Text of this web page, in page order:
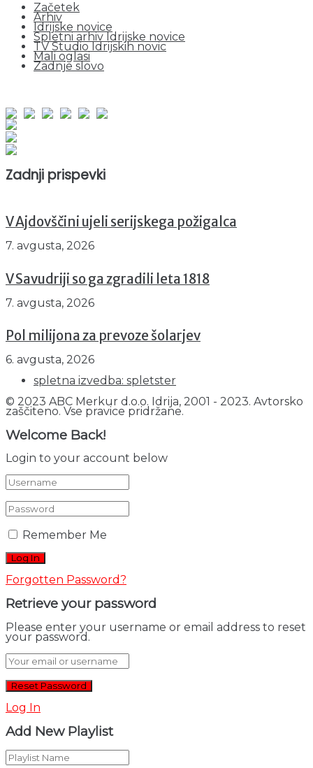
Začetek
Arhiv
Idrijske novice
Spletni arhiv Idrijske novice
TV Studio Idrijskih novic
Mali oglasi
Zadnje slovo
Zadnji prispevki
V Ajdovščini ujeli serijskega požigalca
7. avgusta, 2026
V Savudriji so ga zgradili leta 1818
7. avgusta, 2026
Pol milijona za prevoze šolarjev
6. avgusta, 2026
spletna izvedba: spletster
© 2023 ABC Merkur d.o.o. Idrija, 2001 - 2023. Avtorsko
zaščiteno. Vse pravice pridržane.
Welcome Back!
Login to your account below
Remember Me
Forgotten Password?
Retrieve your password
Please enter your username or email address to reset
your password.
Log In
Add New Playlist